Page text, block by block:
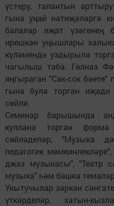
үстерү, талантын
гына уңай нәтиҗәләргә
балалар иҗат үзәгенең
ирешкән уңышлары
күләмендә уздырыла
чагылыш таба. Гөлназ
яңгыраган "Сак-сок
гына була торган иҗади
сөйли.
Семинар барышында
куллана торган
сөйләделәр, "Музыка
педагогик
джаз музыкасы", "Театр
музыка" һәм башка
Укытучылар зәркән
үткәрделәр, хатын-